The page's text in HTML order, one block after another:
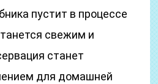
пустит в процессе
свежим и
станет
для домашней